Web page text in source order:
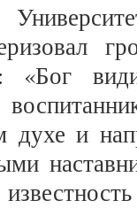
«Бог
и